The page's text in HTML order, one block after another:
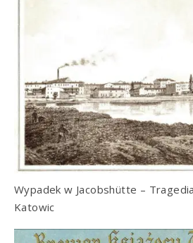
Wypadek w Jacobshütte –
Katowic